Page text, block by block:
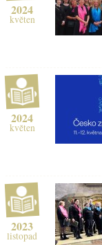
2024
květen
2024
květen
2023
listopad